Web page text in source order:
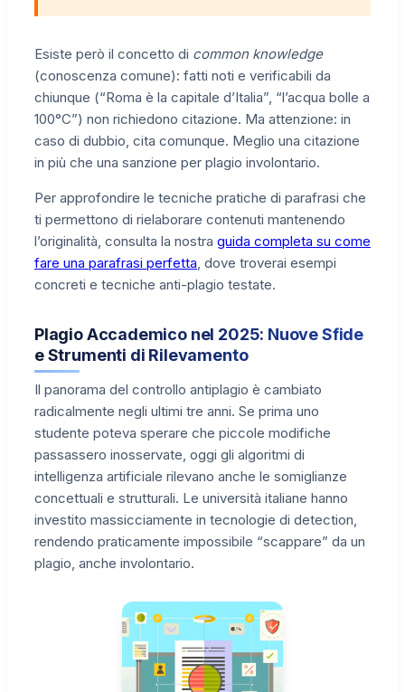
Esiste però il concetto di common knowledge
(conoscenza comune): fatti noti e verificabili da
chiunque (“Roma è la capitale d’Italia”, “l’acqua bolle a
100°C”) non richiedono citazione. Ma attenzione: in
caso di dubbio, cita comunque. Meglio una citazione
in più che una sanzione per plagio involontario.
Per approfondire le tecniche pratiche di parafrasi che
ti permettono di rielaborare contenuti mantenendo
l’originalità, consulta la nostra guida completa su come
fare una parafrasi perfetta , dove troverai esempi
concreti e tecniche anti-plagio testate.
Plagio Accademico nel 2025: Nuove Sfide
e Strumenti di Rilevamento
Il panorama del controllo antiplagio è cambiato
radicalmente negli ultimi tre anni. Se prima uno
studente poteva sperare che piccole modifiche
passassero inosservate, oggi gli algoritmi di
intelligenza artificiale rilevano anche le somiglianze
concettuali e strutturali. Le università italiane hanno
investito massicciamente in tecnologie di detection,
rendendo praticamente impossibile “scappare” da un
plagio, anche involontario.